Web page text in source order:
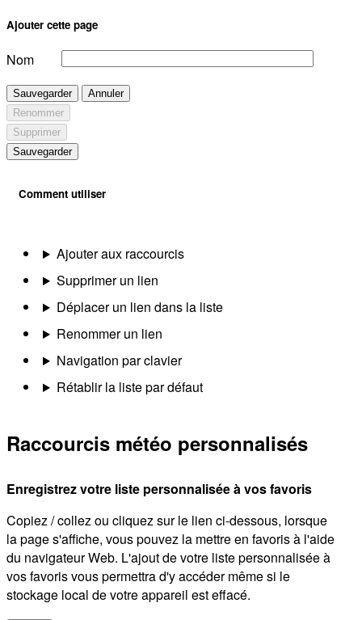
Ajouter cette page
Nom
Sauvegarder
Annuler
Renommer
Supprimer
Sauvegarder
Comment utiliser
Ajouter aux raccourcis
Supprimer un lien
Déplacer un lien dans la liste
Renommer un lien
Navigation par clavier
Rétablir la liste par défaut
Raccourcis météo personnalisés
Enregistrez votre liste personnalisée à vos favoris
Copiez / collez ou cliquez sur le lien ci-dessous, lorsque
la page s'affiche, vous pouvez la mettre en favoris à l'aide
du navigateur Web. L'ajout de votre liste personnalisée à
vos favoris vous permettra d'y accéder même si le
stockage local de votre appareil est effacé.